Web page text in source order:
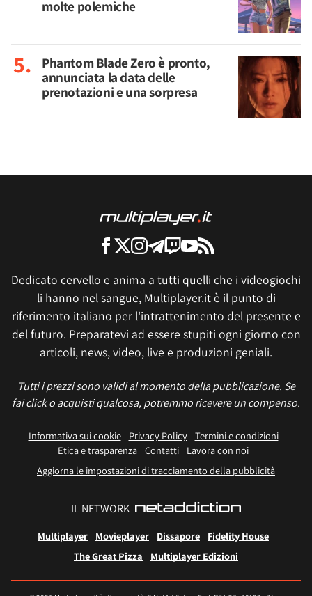
molte polemiche
Phantom Blade Zero è pronto,
annunciata la data delle
prenotazioni e una sorpresa
Dedicato cervello e anima a tutti quelli che i videogiochi
li hanno nel sangue, Multiplayer.it è il punto di
riferimento italiano per l'intrattenimento del presente e
del futuro. Preparatevi ad essere stupiti ogni giorno con
articoli, news, video, live e produzioni geniali.
Tutti i prezzi sono validi al momento della pubblicazione. Se
fai click o acquisti qualcosa, potremmo ricevere un compenso.
Informativa sui cookie Privacy Policy
Termini e condizioni
Etica e trasparenza Contatti
Lavora con noi
Aggiorna le impostazioni di tracciamento della pubblicità
IL NETWORK
Multiplayer Movieplayer Dissapore
Fidelity House
The Great Pizza
Multiplayer Edizioni